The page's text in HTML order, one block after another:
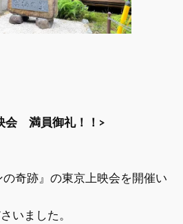
会 満員御礼！！>
奇跡』の東京上映会を開催い
いました。